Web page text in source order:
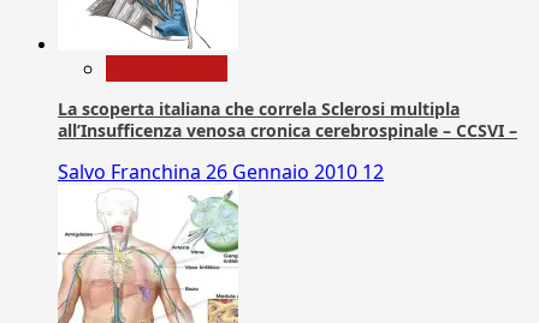
La scoperta italiana che correla Sclerosi multipla
all’Insufficenza venosa cronica cerebrospinale – CCSVI –
Salvo Franchina 26 Gennaio 2010 12